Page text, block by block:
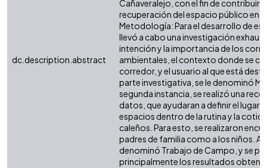
dc.description.abstract
Cañaveralejo, con el fin de contribuir a
recuperación del espacio público en
Metodología: Para el desarrollo de
llevó a cabo una investigación
intención y la importancia de los
ambientales, el contexto donde se
corredor, y el usuario al que está
parte investigativa, se le denominó
segunda instancia, se realizó una
datos, que ayudaran a definir el lugar
espacios dentro de la rutina y la
caleños. Para esto, se realizaron
padres de familia como a los niños. A
denominó Trabajo de Campo, y se
principalmente los resultados